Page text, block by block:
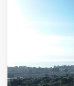
Analyse et
Ils permettent le
utilisateurs de ce